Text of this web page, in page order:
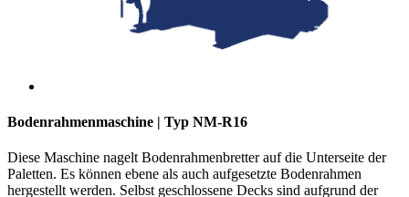
Bodenrahmenmaschine | Typ NM-R16
Diese Maschine nagelt Bodenrahmenbretter auf die Unterseite der
Paletten. Es können ebene als auch aufgesetzte Bodenrahmen
hergestellt werden. Selbst geschlossene Decks sind aufgrund der